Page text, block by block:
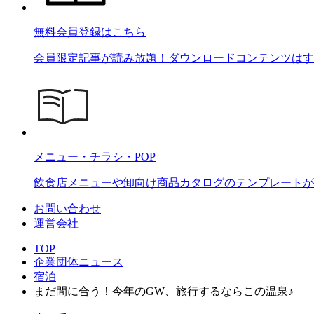
無料会員登録はこちら
会員限定記事が読み放題！ダウンロードコンテンツは
メニュー・チラシ・POP
飲食店メニューや卸向け商品カタログのテンプレート
お問い合わせ
運営会社
TOP
企業団体ニュース
宿泊
まだ間に合う！今年のGW、旅行するならこの温泉♪